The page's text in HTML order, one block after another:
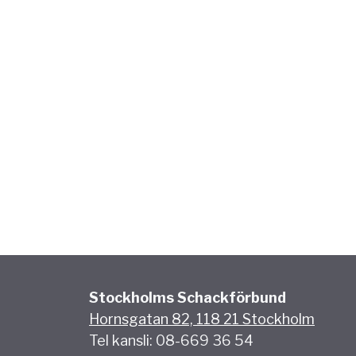
Stockholms Schackförbund
Hornsgatan 82, 118 21 Stockholm
Tel kansli: 08-669 36 54